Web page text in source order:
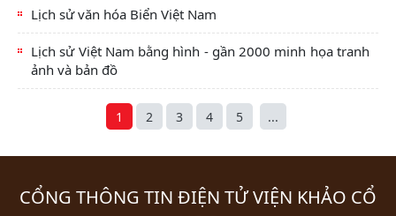
Lịch sử văn hóa Biển Việt Nam
Lịch sử Việt Nam bằng hình - gần 2000 minh họa tranh
ảnh và bản đồ
1 2 3 4 5 ...
CỔNG THÔNG TIN ĐIỆN TỬ VIỆN KHẢO CỔ